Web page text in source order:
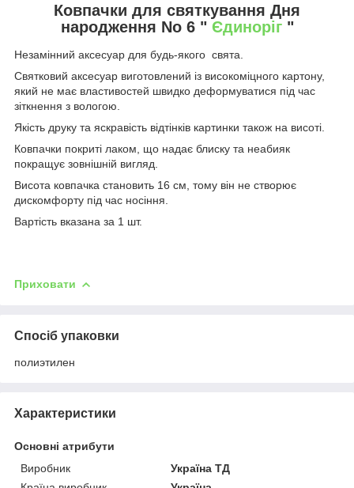
Ковпачки для святкування Дня
народження No 6 " Єдиноріг"
Незамінний аксесуар для будь-якого свята.
Святковий аксесуар виготовлений із високоміцного картону,
який не має властивостей швидко деформуватися під час
зіткнення з вологою.
Якість друку та яскравість відтінків картинки також на висоті.
Ковпачки покриті лаком, що надає блиску та неабияк
покращує зовнішній вигляд.
Висота ковпачка становить 16 см, тому він не створює
дискомфорту під час носіння.
Вартість вказана за 1 шт.
Приховати
Спосіб упаковки
полиэтилен
Характеристики
Основні атрибути
Виробник
Україна ТД